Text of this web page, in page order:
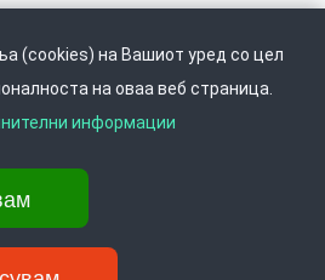
Следете не на
Беко на 1-виот кат, 1000 Скопје,
+389 2 3137 149 |
(cookies) на Вашиот уред со цел
на оваа веб страница.
информации